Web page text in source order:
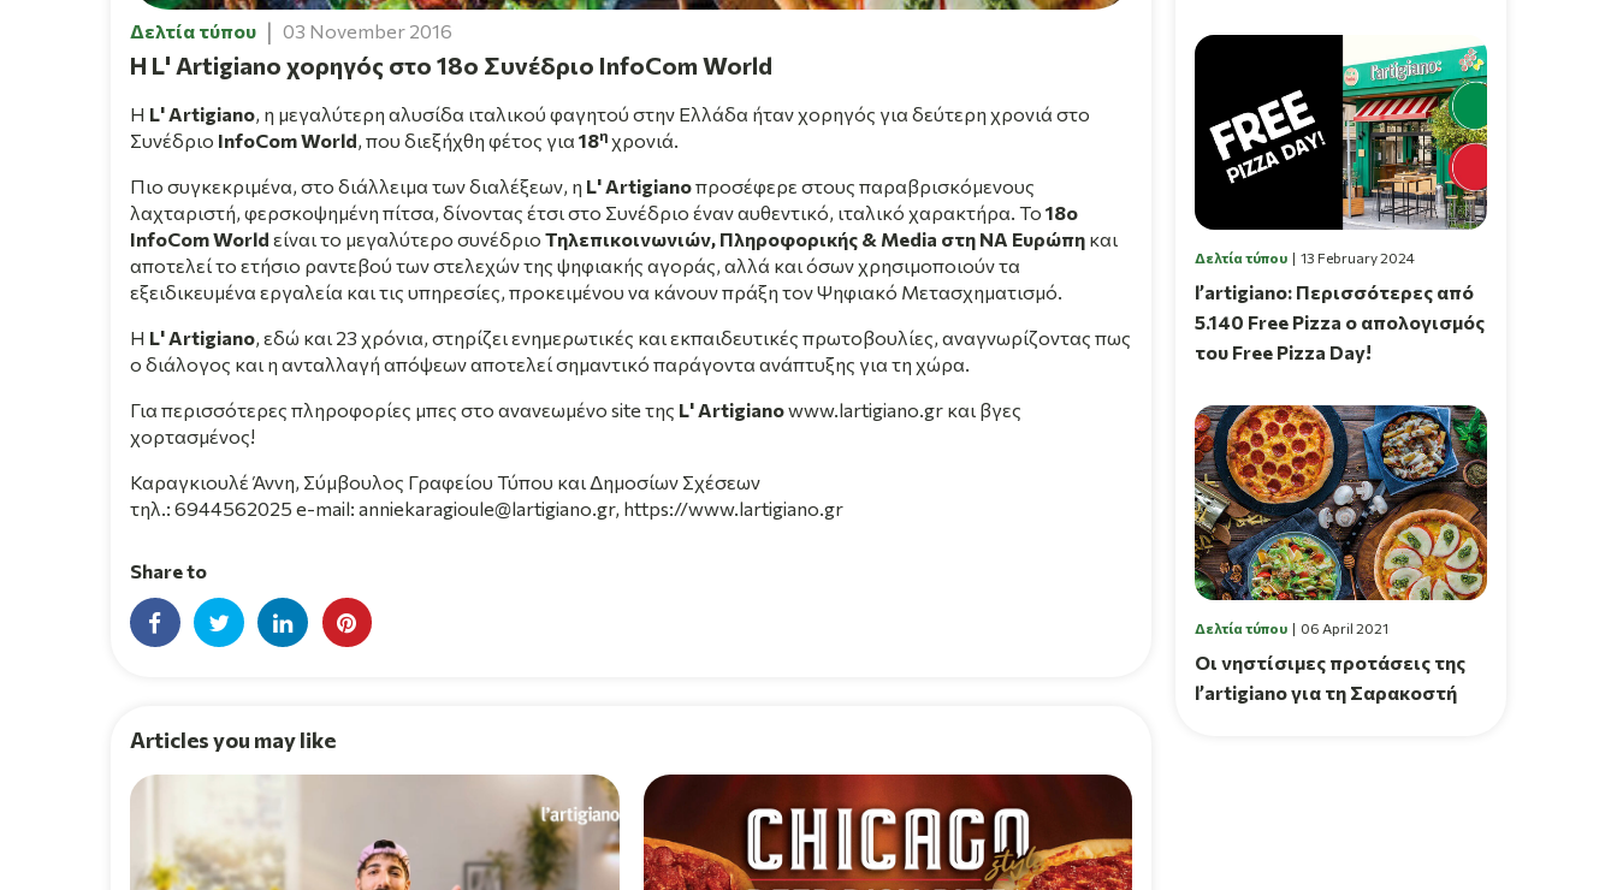
Δελτία τύπου 03 November 2016
H L' Artigiano χορηγός στο 18ο Συνέδριο InfoCom World
Η L' Artigiano, η μεγαλύτερη αλυσίδα ιταλικού φαγητού στην Ελλάδα ήταν χορηγός για δεύτερη χρονιά στο
Συνέδριο InfoCom World, που διεξήχθη φέτος για 18η χρονιά.
Πιο συγκεκριμένα, στο διάλλειμα των διαλέξεων, η L' Artigianoπροσέφερε στους παραβρισκόμενους
λαχταριστή, φερσκοψημένη πίτσα, δίνοντας έτσι στο Συνέδριο έναν αυθεντικό, ιταλικό χαρακτήρα. Το 18ο
InfoCom World είναι το μεγαλύτερο συνέδριο Τηλεπικοινωνιών, Πληροφορικής & Media στη ΝΑ Ευρώπη και
αποτελεί το ετήσιο ραντεβού των στελεχών της ψηφιακής αγοράς, αλλά και όσων χρησιμοποιούν τα
εξειδικευμένα εργαλεία και τις υπηρεσίες, προκειμένου να κάνουν πράξη τον Ψηφιακό Μετασχηματισμό.
Η L' Artigiano, εδώ και 23 χρόνια, στηρίζει ενημερωτικές και εκπαιδευτικές πρωτοβουλίες, αναγνωρίζοντας πως
ο διάλογος και η ανταλλαγή απόψεων αποτελεί σημαντικό παράγοντα ανάπτυξης για τη χώρα.
Για περισσότερες πληροφορίες μπες στο ανανεωμένο site της L' Artigianowww.lartigiano.gr και βγες
χορτασμένος!
Καραγκιουλέ Άννη, Σύμβουλος Γραφείου Τύπου και Δημοσίων Σχέσεων
τηλ.: 6944562025 e-mail: anniekaragioule@lartigiano.gr, https://www.lartigiano.gr
Share to
Articles you may like
Δελτία τύπου 13 February 2024
l’artigiano: Περισσότερες από
5.140 Free Pizza ο απολογισμός
του Free Pizza Day!
Δελτία τύπου 06 April 2021
Οι νηστίσιμες προτάσεις της
l’artigiano για τη Σαρακοστή